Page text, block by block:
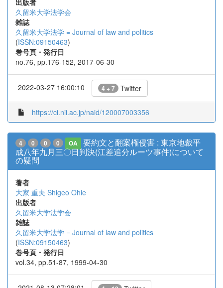
出版者
久留米大学法学会
雑誌
久留米大学法学 = Journal of law and politics
(ISSN:09150463)
巻号頁・発行日
no.76, pp.176-152, 2017-06-30
2022-03-27 16:00:10 4 + 7 Twitter
https://ci.nii.ac.jp/naid/120007003356
4 0 0 0 OA
要約文と翻案権侵害 : 東京地裁平
成八年九月三〇日判決(江差追分ルーツ事件)について
の疑問
著者
大家 重夫 Shigeo Ohie
出版者
久留米大学法学会
雑誌
久留米大学法学 = Journal of law and politics
(ISSN:09150463)
巻号頁・発行日
vol.34, pp.51-87, 1999-04-30